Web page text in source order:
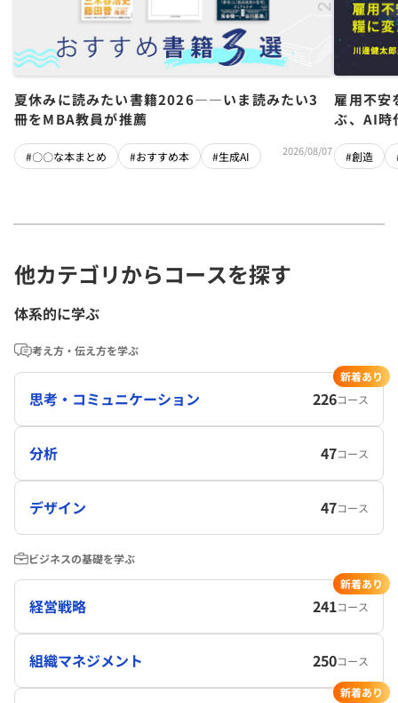
夏休みに読みたい書籍2026――いま読みたい3
冊をMBA教員が推薦
#〇〇な本まとめ #おすすめ本 #生成AI 2026/08/07
雇用不
ぶ、AI時
#創造
他カテゴリからコースを探す
体系的に学ぶ
考え方・伝え方を学ぶ
思考・コミュニケーション 226コース
新着あり
分析 47コース
デザイン 47コース
ビジネスの基礎を学ぶ
経営戦略 241コース
新着あり
組織マネジメント 250コース
新着あり